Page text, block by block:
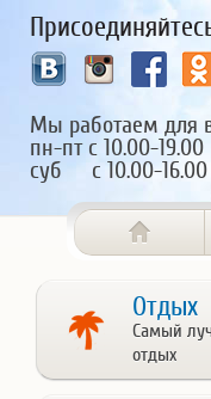
Мы работаем для
пн-пт с 10.00-19.00
суб с 10.00-16.00
Отдых
Самый
отдых